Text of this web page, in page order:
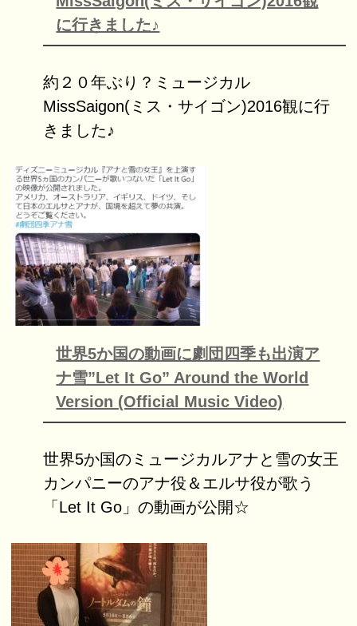
に行きました♪
約２０年ぶり？ミュージカル
MissSaigon(ミス・サイゴン)2016観に行
きました♪
世界5か国の動画に劇団四季も出演ア
ナ雪”Let It Go” Around the World
Version (Official Music Video)
世界5か国のミュージカルアナと雪の女王
カンパニーのアナ役＆エルサ役が歌う
「Let It Go」の動画が公開☆